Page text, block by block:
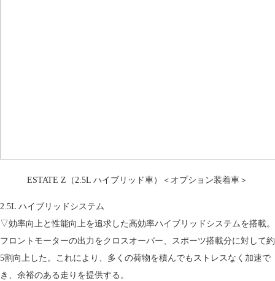
ESTATE Z（2.5L ハイブリッド車）＜オプション装着車＞
2.5L ハイブリッドシステム
▽効率向上と性能向上を追求した高効率ハイブリッドシステムを搭載。
フロントモーターの出力をクロスオーバー、スポーツ搭載分に対して約
5割向上した。これにより、多くの荷物を積んでもストレスなく加速で
き、余裕のある走りを提供する。